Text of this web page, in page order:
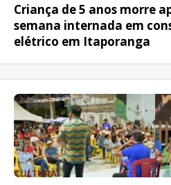
Criança de 5 anos morre
semana internada em
elétrico em Itaporanga
CULTURA